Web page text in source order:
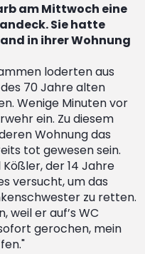
am Mittwoch eine
Sie hatte
in ihrer Wohnung
loderten aus
70 Jahre alten
Wenige Minuten vor
ein. Zu diesem
Wohnung das
tot gewesen sein.
der 14 Jahre
versucht, um das
zu retten.
weil er auf’s WC
gerochen, mein